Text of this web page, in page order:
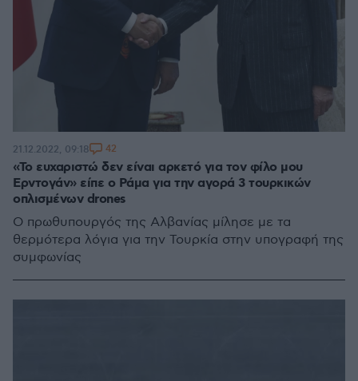
«Το ευχαριστώ δεν είναι αρκετό για τον φίλο μου
Ερντογάν» είπε ο Ράμα για την αγορά 3 τουρκικών
οπλισμένων drones
Ο πρωθυπουργός της Αλβανίας μίλησε με τα
θερμότερα λόγια για την Τουρκία στην υπογραφή της
συμφωνίας
21.12.2022, 09:18 42